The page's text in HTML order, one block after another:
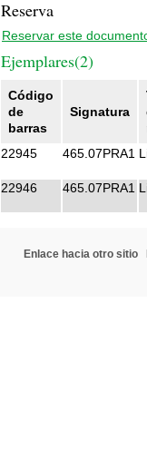
Reserva
Reservar este
Ejemplares(2)
Código
de
barras
Signatura
22945
465.07PRA1
22946 465.07PRA1
Enlace hacia otro sitio